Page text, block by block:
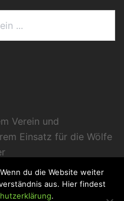
Verein und
Einsatz für die Wölfe
du die Website weiter
aus. Hier findest
.